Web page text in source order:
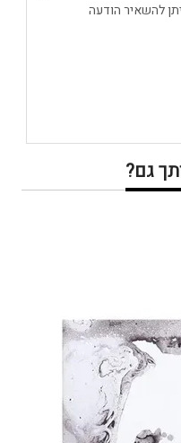
להשאיר הודעה
גם?